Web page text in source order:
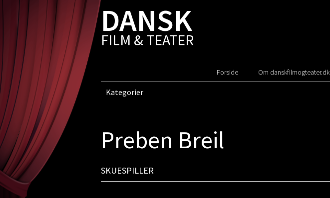
DANSK
FILM & TEATER
Forside Om danskfilmogteater.dk
Kategorier
Preben Breil
SKUESPILLER